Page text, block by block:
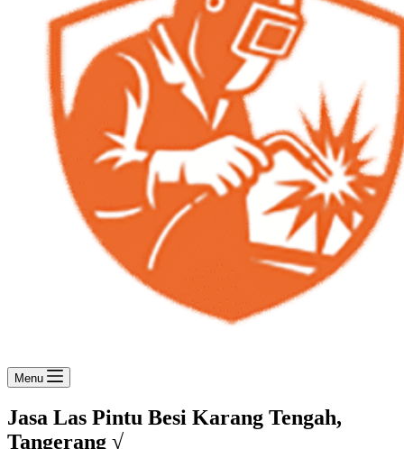
Menu
Jasa Las Pintu Besi Karang Tengah,
Tangerang √